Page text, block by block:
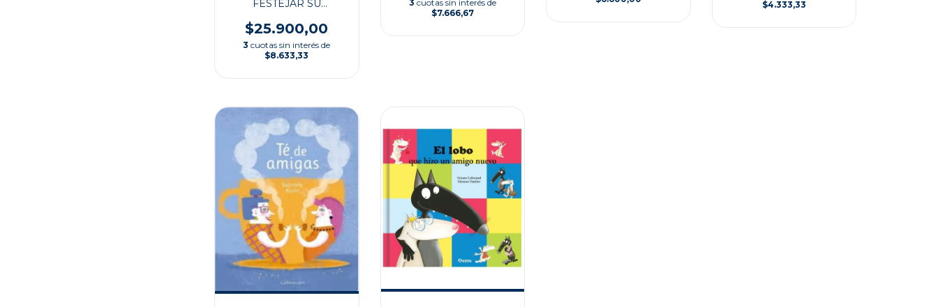
FESTEJAR SU
$25.900,00
3 cuotas sin interés de
$8.633,33
3 cuotas sin interés de
$7.666,67
$4.333,33